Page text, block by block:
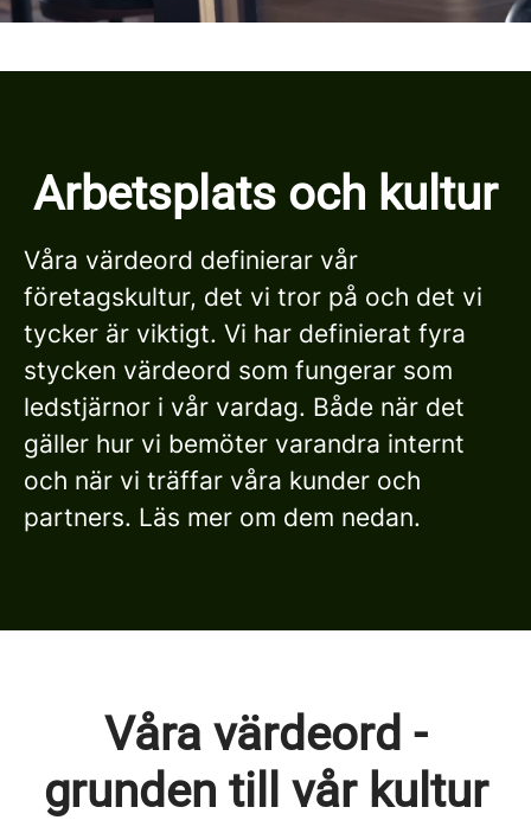
Arbetsplats och kultur
Våra värdeord definierar vår
företagskultur, det vi tror på och det vi
tycker är viktigt. Vi har definierat fyra
stycken värdeord som fungerar som
ledstjärnor i vår vardag. Både när det
gäller hur vi bemöter varandra internt
och när vi träffar våra kunder och
partners. Läs mer om dem nedan.
Våra värdeord -
grunden till vår kultur